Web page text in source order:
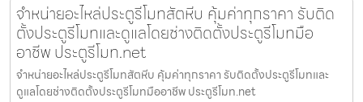
จำหน่ายอะไหล่ประตูรีโมทสัตหีบ คุ้มค่าทุกราคา รับติด
ตั้งประตูรีโมทและดูแลโดยช่างติดตั้งประตูรีโมทมือ
อาชีพ ประตูรีโมท.net
จำหน่ายอะไหล่ประตูรีโมทสัตหีบ คุ้มค่าทุกราคา รับติดตั้งประตูรีโมทและ
ดูแลโดยช่างติดตั้งประตูรีโมทมืออาชีพ ประตูรีโมท.net